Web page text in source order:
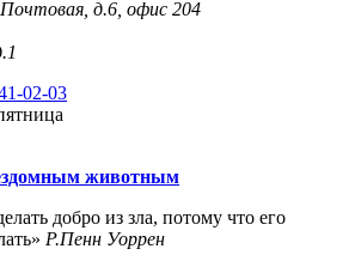
д.6, офис 204
02-03
животным
добро из зла, потому что его
Р.Пенн Уоррен